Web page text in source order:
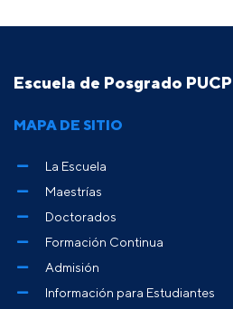
Escuela de Posgrado PUCP
MAPA DE SITIO
La Escuela
Maestrías
Doctorados
Formación Continua
Admisión
Información para Estudiantes